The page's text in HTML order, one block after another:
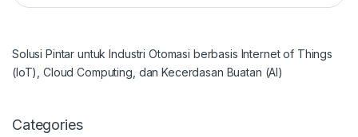
Solusi Pintar untuk Industri Otomasi berbasis Internet of Things
(IoT), Cloud Computing, dan Kecerdasan Buatan (AI)
Categories